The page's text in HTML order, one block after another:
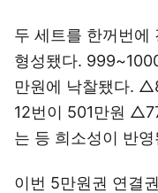
두 세트를 한꺼번에
형성됐다.
만원에 낙찰됐다.
12번이 501만원
는 등 희소성이 반
이번 5만원권 연결